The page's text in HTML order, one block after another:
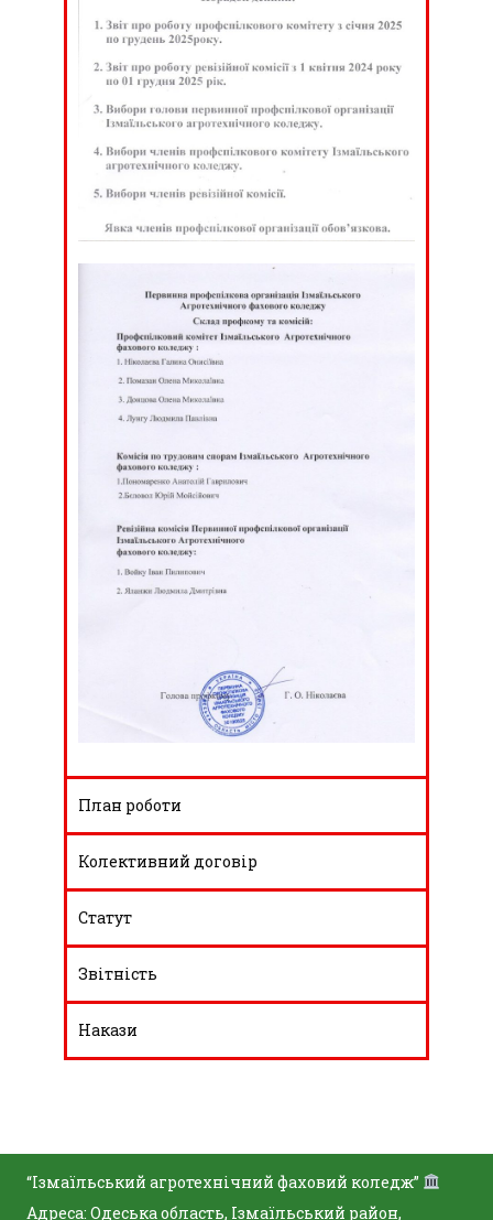
План роботи
Колективний договір
Статут
Звітність
Накази
“Ізмаїльський агротехнічний фаховий коледж”
Адреса: Одеська область, Ізмаїльський район,